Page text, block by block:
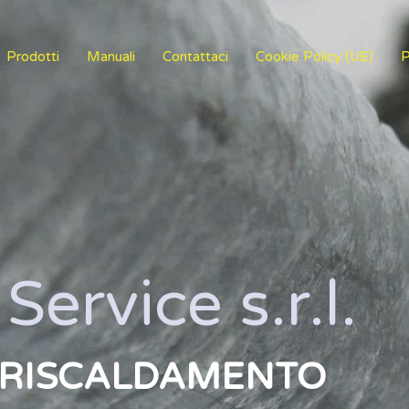
Prodotti Manuali Contattaci Cookie Policy (UE)
s.r.l.